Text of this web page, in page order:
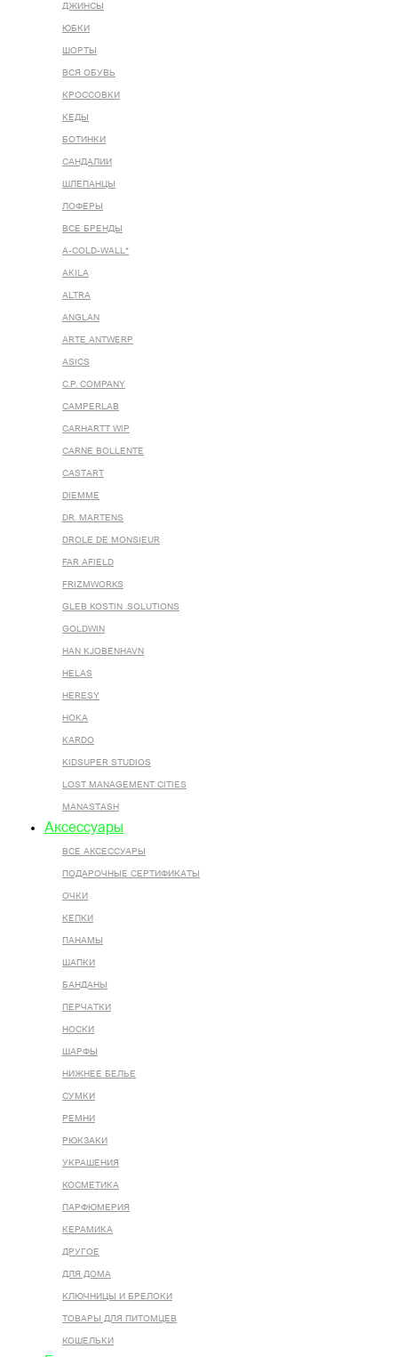
ДЖИНСЫ
ЮБКИ
ШОРТЫ
ВСЯ ОБУВЬ
КРОССОВКИ
КЕДЫ
БОТИНКИ
САНДАЛИИ
ШЛЕПАНЦЫ
ЛОФЕРЫ
ВСЕ БРЕНДЫ
A-COLD-WALL*
AKILA
ALTRA
ANGLAN
ARTE ANTWERP
ASICS
C.P. COMPANY
CAMPERLAB
CARHARTT WIP
CARNE BOLLENTE
CASTART
DIEMME
DR. MARTENS
DROLE DE MONSIEUR
FAR AFIELD
FRIZMWORKS
GLEB KOSTIN .SOLUTIONS
GOLDWIN
HAN KJOBENHAVN
HELAS
HERESY
HOKA
KARDO
KIDSUPER STUDIOS
LOST MANAGEMENT CITIES
MANASTASH
Аксессуары
ВСЕ AКСЕССУАРЫ
ПОДАРОЧНЫЕ СЕРТИФИКАТЫ
ОЧКИ
КЕПКИ
ПАНАМЫ
ШАПКИ
БАНДАНЫ
ПЕРЧАТКИ
НОСКИ
ШАРФЫ
НИЖНЕЕ БЕЛЬЕ
СУМКИ
РЕМНИ
РЮКЗАКИ
УКРАШЕНИЯ
КОСМЕТИКА
ПАРФЮМЕРИЯ
КЕРАМИКА
ДРУГОЕ
ДЛЯ ДОМА
КЛЮЧНИЦЫ И БРЕЛОКИ
ТОВАРЫ ДЛЯ ПИТОМЦЕВ
КОШЕЛЬКИ